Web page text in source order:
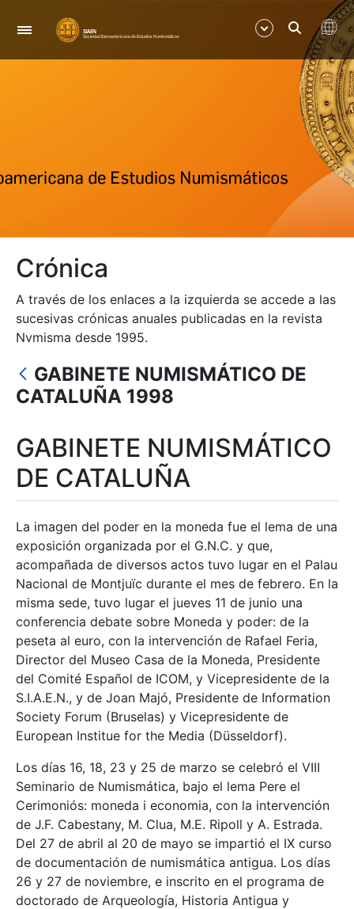
Nabigazioa
Erakutsi/Ezkutatu
Erakutsi/Ezkutatu
Crónica
A través de los enlaces a la izquierda se accede a las
sucesivas crónicas anuales publicadas en la revista
Nvmisma desde 1995.
GABINETE NUMISMÁTICO DE
CATALUÑA 1998
GABINETE NUMISMÁTICO
DE CATALUÑA
La imagen del poder en la moneda fue el lema de una
exposición organizada por el G.N.C. y que,
acompañada de diversos actos tuvo lugar en el Palau
Nacional de Montjuïc durante el mes de febrero. En la
misma sede, tuvo lugar el jueves 11 de junio una
conferencia debate sobre Moneda y poder: de la
peseta al euro, con la intervención de Rafael Feria,
Director del Museo Casa de la Moneda, Presidente
del Comité Español de ICOM, y Vicepresidente de la
S.I.A.E.N., y de Joan Majó, Presidente de Information
Society Forum (Bruselas) y Vicepresidente de
European Institue for the Media (Düsseldorf).
Los días 16, 18, 23 y 25 de marzo se celebró el VIII
Seminario de Numismática, bajo el lema Pere el
Cerimoniós: moneda i economia, con la intervención
de J.F. Cabestany, M. Clua, M.E. Ripoll y A. Estrada.
Del 27 de abril al 20 de mayo se impartió el IX curso
de documentación de numismática antigua. Los días
26 y 27 de noviembre, e inscrito en el programa de
doctorado de Arqueología, Historia Antigua y